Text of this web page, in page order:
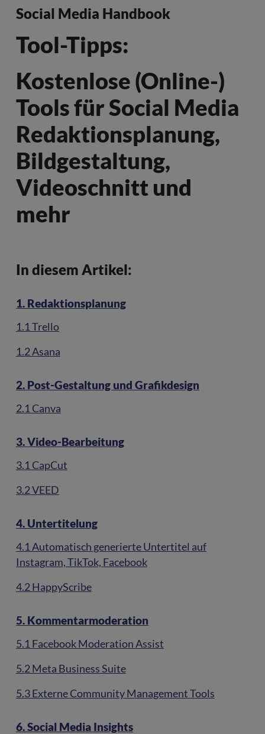
Social Media Handbook
Tool-Tipps:
Kostenlose (Online-)
Tools für Social Media
Redaktionsplanung,
Bildgestaltung,
Videoschnitt und
mehr
In diesem Artikel:
1. Redaktionsplanung
1.1 Trello
1.2 Asana
2. Post-Gestaltung und Grafikdesign
2.1 Canva
3. Video-Bearbeitung
3.1 CapCut
3.2 VEED
4. Untertitelung
4.1 Automatisch generierte Untertitel auf
Instagram, TikTok, Facebook
4.2 HappyScribe
5. Kommentarmoderation
5.1 Facebook Moderation Assist
5.2 Meta Business Suite
5.3 Externe Community Management Tools
6. Social Media Insights